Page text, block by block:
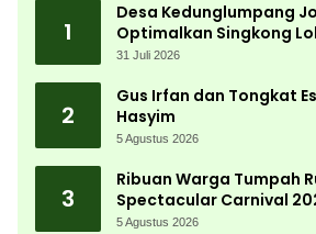
1
Desa Kedunglumpang
Optimalkan Singkong
Diajari Produksi Tepung
31 Juli 2026
2
Gus Irfan dan Tongkat
Hasyim
5 Agustus 2026
3
Ribuan Warga Tumpah
Spectacular Carnival
Kemerdekaan Terbesar
5 Agustus 2026